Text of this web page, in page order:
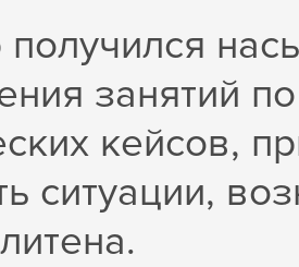
занятий
кейсов,
ситуации,